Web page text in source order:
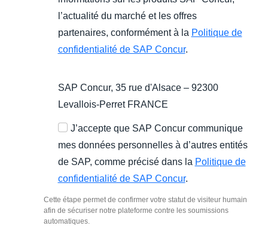
l’actualité du marché et les offres
partenaires, conformément à la Politique de
confidentialité de SAP Concur.
SAP Concur, 35 rue d'Alsace – 92300
Levallois-Perret FRANCE
J’accepte que SAP Concur communique
mes données personnelles à d’autres entités
de SAP, comme précisé dans la Politique de
confidentialité de SAP Concur.
Cette étape permet de confirmer votre statut de visiteur humain
afin de sécuriser notre plateforme contre les soumissions
automatiques.